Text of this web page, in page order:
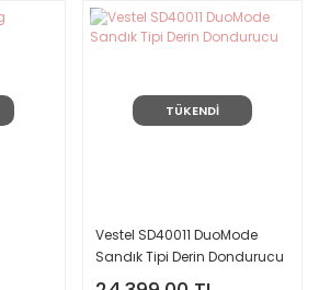
TÜKENDİ
Vestel SD40011 DuoMode
Sandık Tipi Derin Dondurucu